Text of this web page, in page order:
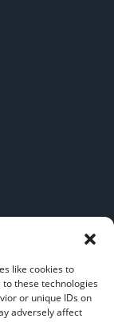
like cookies to
these technologies
or unique IDs on
adversely affect